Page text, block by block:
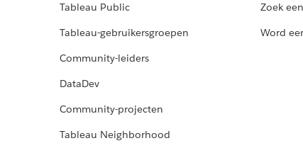
Tableau Public
Tableau-gebruikersgroepen
Community-leiders
DataDev
Community-projecten
Tableau Neighborhood
Zoek
Word